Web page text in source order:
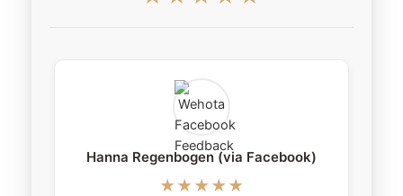
Hanna Regenbogen (via Facebook)
★★★★★